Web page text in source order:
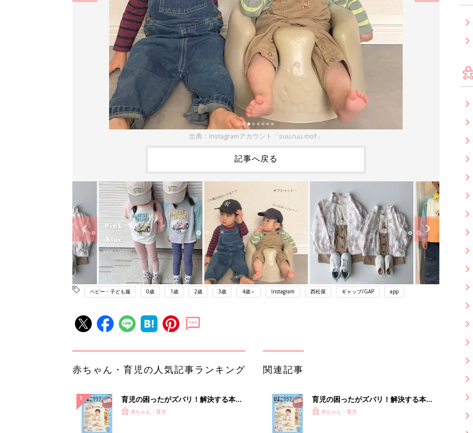
出典：Instagramアカウント「suu.ruu.mof」
記事へ戻る
ベビー・子ども服 0歳 1歳 2歳 3歳 4歳～ Instagram 西松屋 ギャップ/GAP app
赤ちゃん・育児の人気記事ランキング
育児の困ったがズバリ！解決する本
『ひよこクラブ 秋号』 4カ月～2才
赤ちゃん・育児
関連記事
育児の困ったがズバリ！解決する本
『ひよこクラブ 秋号』 4カ月～2才
赤ちゃん・育児